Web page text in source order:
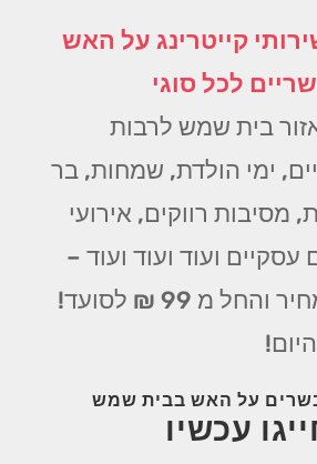
קייטרינג על האש
לכל סוגי
בית שמש לרבות
ימי הולדת, שמחות, בר
מסיבות רווקים, אירועי
ועוד ועוד ועוד –
בכל טווחי המחיר והחל מ 99 ₪ לסועד!
בשרים על האש בבית שמש
עכשיו